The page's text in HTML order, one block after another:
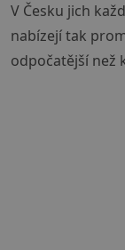
V Česku jich
nabízejí tak
odpočatější než